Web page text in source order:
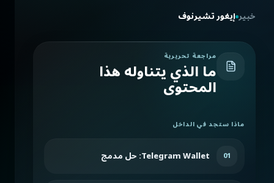
خبير إيغور تشيرنوف
مراجعة تحريرية
ما الذي يتناوله هذا
المحتوى
ماذا ستجد في الداخل
01 Telegram Wallet: حل مدمج